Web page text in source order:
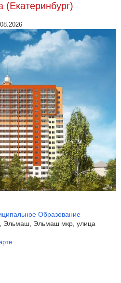
Образование
, Эльмаш, Эльмаш мкр, улица